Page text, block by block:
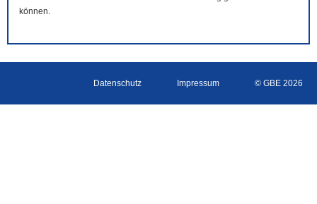
können.
Datenschutz Impressum © GBE 2026